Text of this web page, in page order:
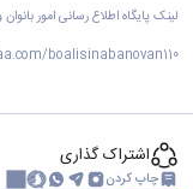
لینک پایگاه اطلاع رسانی امور
boalisinabanovan110
اشتراک گذاری
چاپ کردن